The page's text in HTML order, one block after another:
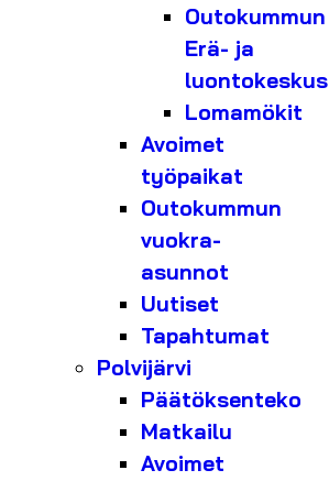
Outokummun
Erä- ja
luontokeskus
Lomamökit
Avoimet
työpaikat
Outokummun
vuokra-
asunnot
Uutiset
Tapahtumat
Polvijärvi
Päätöksenteko
Matkailu
Avoimet